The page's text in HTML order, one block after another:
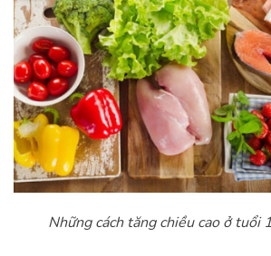
Những cách tăng chiều cao ở tuổi